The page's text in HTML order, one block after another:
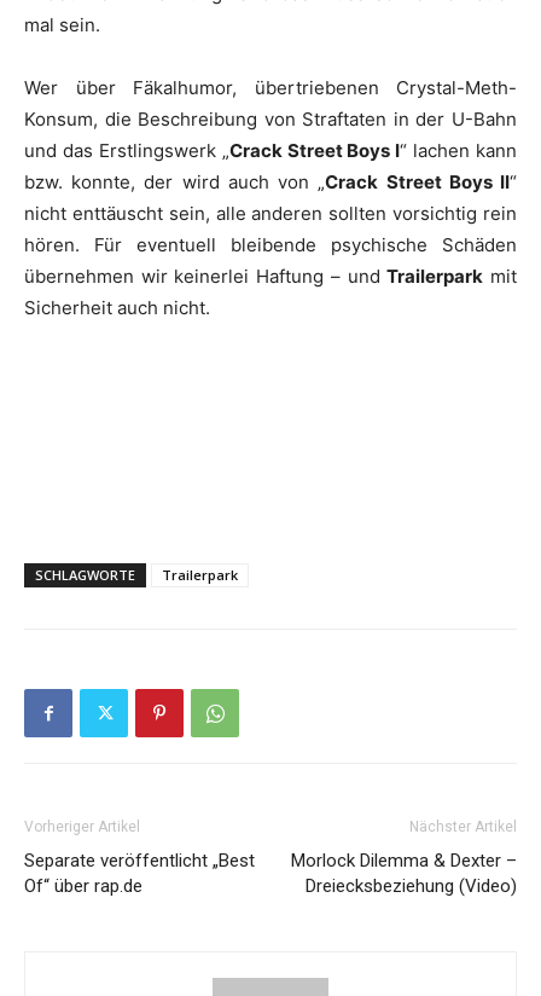
mal sein.
Wer über Fäkalhumor, übertriebenen Crystal-Meth-
Konsum, die Beschreibung von Straftaten in der U-Bahn
und das Erstlingswerk „Crack Street Boys I“ lachen kann
bzw. konnte, der wird auch von „Crack Street Boys II“
nicht enttäuscht sein, alle anderen sollten vorsichtig rein
hören. Für eventuell bleibende psychische Schäden
übernehmen wir keinerlei Haftung – undTrailerpark mit
Sicherheit auch nicht.
SCHLAGWORTE Trailerpark
Vorheriger Artikel
Separate veröffentlicht „Best
Of“ über rap.de
Nächster Artikel
Morlock Dilemma & Dexter –
Dreiecksbeziehung (Video)